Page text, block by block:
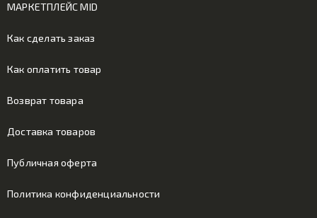
МАРКЕТПЛЕЙС MID
Как сделать заказ
Как оплатить товар
Возврат товара
Доставка товаров
Публичная оферта
Политика конфиденциальности